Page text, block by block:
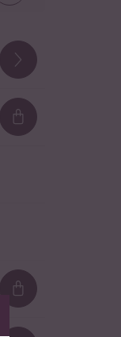
Loading...
Loading...